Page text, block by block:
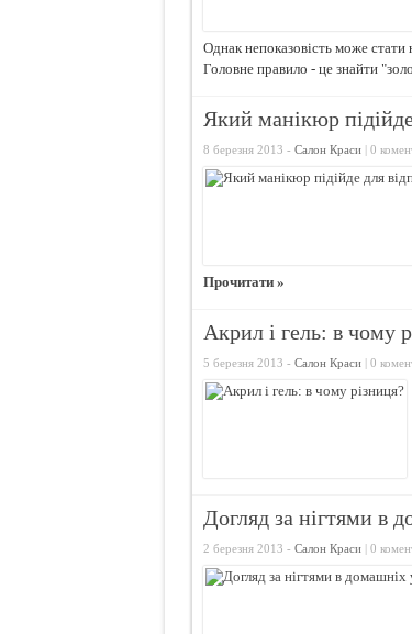
Однак непоказовість може
Головне правило - це знайти
Який манікюр
8 березня 2013 - Салон Краси| 0
Прочитати »
Акрил і гель: в чому
5 березня 2013 - Салон Краси| 0
Догляд за нігтями в
2 березня 2013 - Салон Краси| 0